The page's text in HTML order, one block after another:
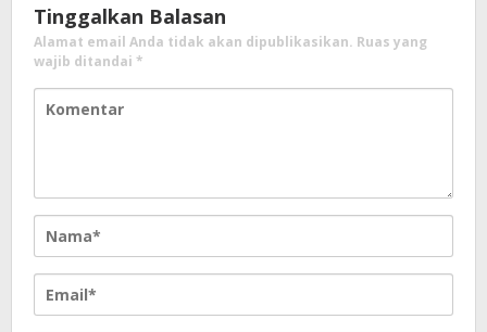
Tinggalkan Balasan
Alamat email Anda tidak akan dipublikasikan. Ruas yang
wajib ditandai *